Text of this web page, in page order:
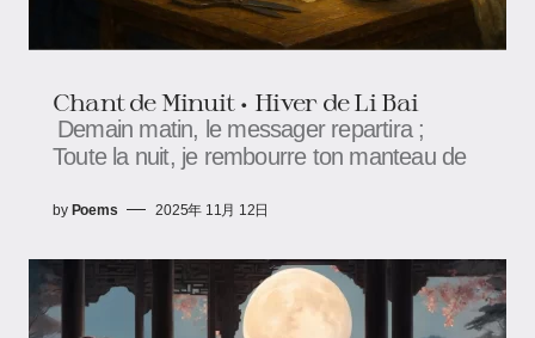
Chant de Minuit • Hiver de Li Bai
Demain matin, le messager repartira ;
Toute la nuit, je rembourre ton manteau de
by Poems 2025年 11月 12日